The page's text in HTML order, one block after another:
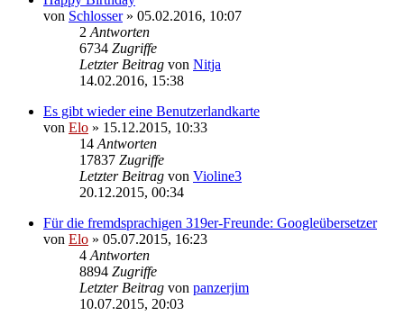
von Schlosser» 05.02.2016, 10:07
2 Antworten
6734 Zugriffe
Letzter Beitrag von Nitja
14.02.2016, 15:38
Es gibt wieder eine Benutzerlandkarte
von Elo » 15.12.2015, 10:33
14 Antworten
17837 Zugriffe
Letzter Beitrag von Violine3
20.12.2015, 00:34
Für die fremdsprachigen 319er-Freunde: Googleübersetzer
von Elo » 05.07.2015, 16:23
4 Antworten
8894 Zugriffe
Letzter Beitrag von panzerjim
10.07.2015, 20:03